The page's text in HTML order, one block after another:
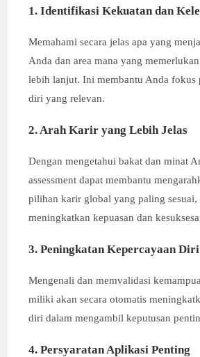
1. Identifikasi Kekuatan dan
Memahami secara jelas apa yang
Anda dan area mana yang
lebih lanjut. Ini membantu Anda fokus
diri yang relevan.
2. Arah Karir yang Lebih Jelas
Dengan mengetahui bakat dan minat
assessment dapat membantu
pilihan karir global yang paling sesuai,
meningkatkan kepuasan dan
3. Peningkatan Kepercayaan Diri
Mengenali dan memvalidasi
miliki akan secara otomatis
diri dalam mengambil keputusan
4. Persyaratan Aplikasi Penting